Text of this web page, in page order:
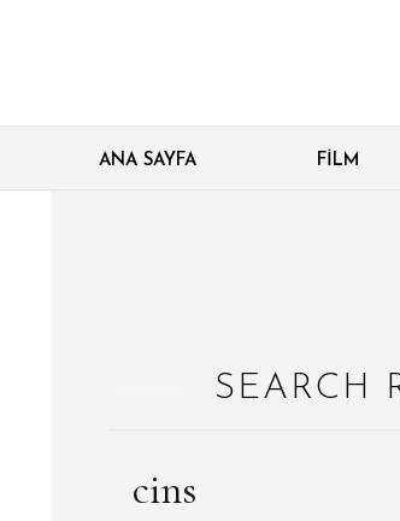
ANA SAYFA FILM
SEARCH
cins